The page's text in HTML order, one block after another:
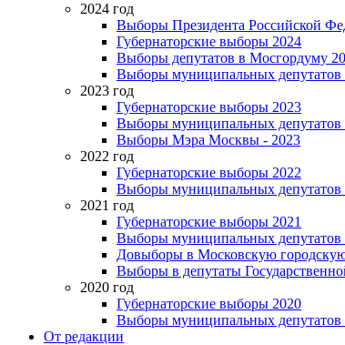
2024 год
Выборы Президента Российской
Губернаторские выборы 2024
Выборы депутатов в Мосгордуму
Выборы муниципальных депутатов
2023 год
Губернаторские выборы 2023
Выборы муниципальных депутатов
Выборы Мэра Москвы - 2023
2022 год
Губернаторские выборы 2022
Выборы муниципальных депутатов
2021 год
Губернаторские выборы 2021
Выборы муниципальных депутатов
Довыборы в Московскую
Выборы в депутаты
2020 год
Губернаторские выборы 2020
Выборы муниципальных депутатов
От редакции